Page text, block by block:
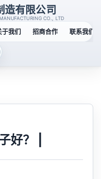
造有限公司
CO., LTD
于我们 招商合作 联系我们
好？ |